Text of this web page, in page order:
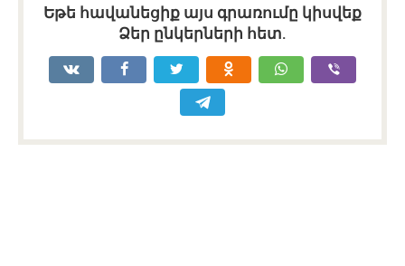
Եթե հավանեցիք այս գրառումը կիսվեք
Ձեր ընկերների հետ.